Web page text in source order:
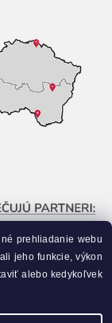
prehliadanie webu
jeho funkcie, výkon
alebo kedykoľvek